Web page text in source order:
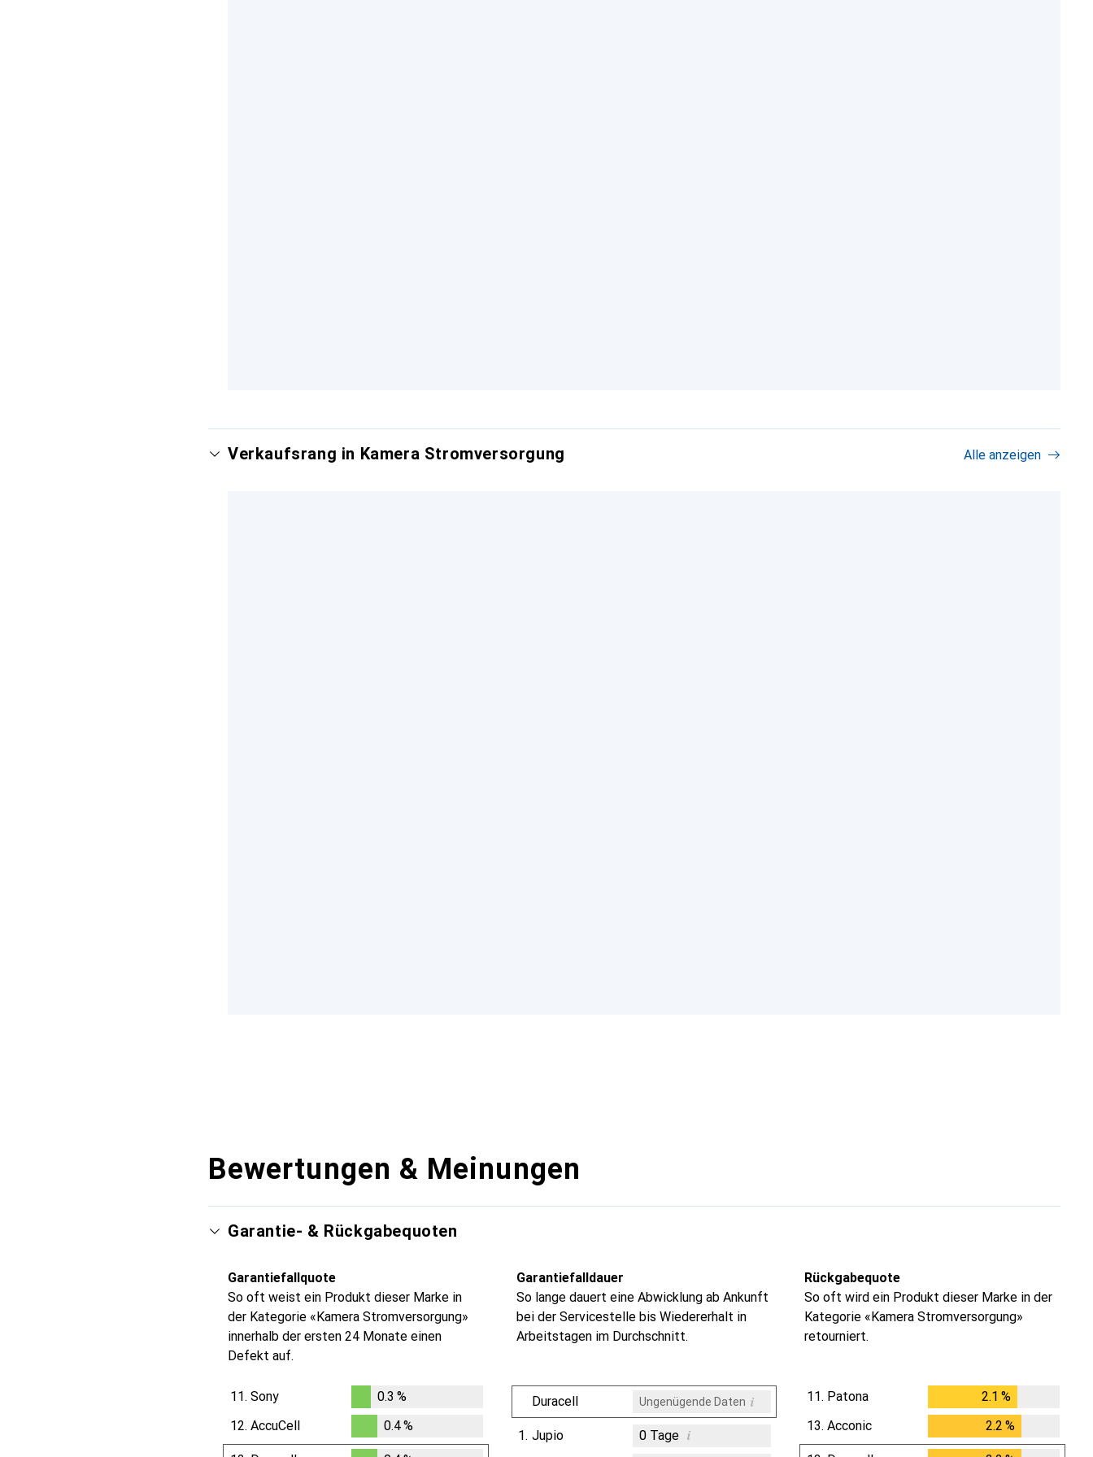
Verkaufsrang in Kamera Stromversorgung Alle anzeigen
Bewertungen & Meinungen
Garantie- & Rückgabequoten
Garantiefallquote
So oft weist ein Produkt dieser Marke in
der Kategorie «Kamera Stromversorgung»
innerhalb der ersten 24 Monate einen
Defekt auf.
11. Sony
0.3%
0.3 %
12. AccuCell
0.4%
0.4%
Garantiefalldauer
So lange dauert eine Abwicklung ab Ankunft
bei der Servicestelle bis Wiedererhalt in
Arbeitstagen im Durchschnitt.
Duracell Ungenügende Daten i
1. Jupio 0Tage i
Rückgabequote
So oft wird ein Produkt dieser Marke in der
Kategorie «Kamera Stromversorgung»
retourniert.
11. Patona 2.1 %
2.1%
13. Acconic 2.2 %
2.2%